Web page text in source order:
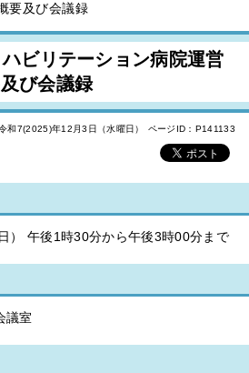
要及び会議録
ビリテーション病院運営
び会議録
和7(2025)年12月3日（水曜日） ページID：P141133
） 午後1時30分から午後3時00分まで
室